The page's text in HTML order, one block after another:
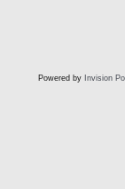
Powered by Invision